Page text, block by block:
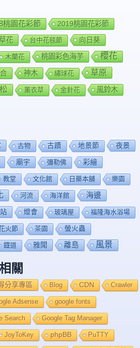
桃園花彩節
2019桃園花彩節
花 台中花毯節 向日葵
木蘭花 桃園彩色海芋 櫻花
神木 繡球花 草原
薰衣草 金針花 風鈴木
古物 古蹟 地景節 夜景
廟宇 彌勒佛 彩繪
教堂 文化館 日藥本舖 樂園
河流 海洋館 海邊
燈會 玻璃屋 福隆海水浴場
火節 茶園 螢火蟲
鐡道 雅聞 離島 風景
關
分享專區 Blog CDN Crawler
Adsense google fonts
Search Google Tag Manager
JoyToKey phpBB PuTTY